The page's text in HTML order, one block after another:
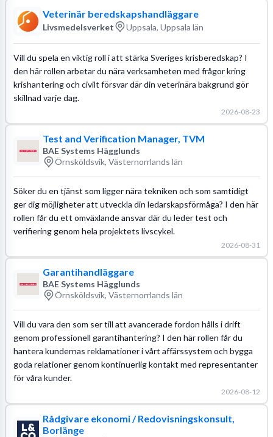
Veterinär beredskapshandläggare
Livsmedelsverket Uppsala, Uppsala län
Vill du spela en viktig roll i att stärka Sveriges krisberedskap? I
den här rollen arbetar du nära verksamheten med frågor kring
krishantering och civilt försvar där din veterinära bakgrund gör
skillnad varje dag.
2026-08-23
Test and Verification Manager, TVM
BAE Systems Hägglunds
Örnsköldsvik, Västernorrlands län
Söker du en tjänst som ligger nära tekniken och som samtidigt
ger dig möjligheter att utveckla din ledarskapsförmåga? I den här
rollen får du ett omväxlande ansvar där du leder test och
verifiering genom hela projektets livscykel.
2026-08-31
Garantihandläggare
BAE Systems Hägglunds
Örnsköldsvik, Västernorrlands län
Vill du vara den som ser till att avancerade fordon hålls i drift
genom professionell garantihantering? I den här rollen får du
hantera kundernas reklamationer i vårt affärssystem och bygga
goda relationer genom kontinuerlig kontakt med representanter
för våra kunder.
2026-08-12
Rådgivare ekonomi / Redovisningskonsult,
Borlänge